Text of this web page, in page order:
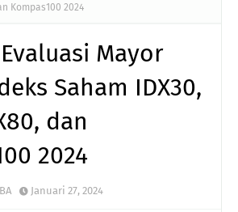
Kompas100 2024
Mayor
Saham IDX30,
dan
2024
Januari 27, 2024